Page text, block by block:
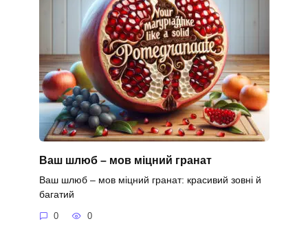
Ваш шлюб – мов міцний гранат
Ваш шлюб – мов міцний гранат: красивий зовні й
багатий
0 0